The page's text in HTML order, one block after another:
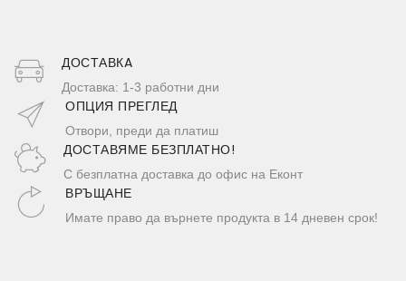
ДОСТАВКA
Доставка: 1-3 работни дни
ОПЦИЯ ПРЕГЛЕД
Отвори, преди да платиш
ДОСТАВЯМЕ БЕЗПЛАТНО!
С безплатна доставка до офис на Еконт
ВРЪЩАНЕ
Имате право да върнете продукта в 14 дневен срок!